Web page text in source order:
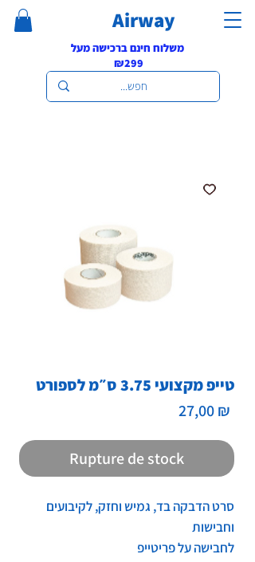
Airway
משלוח חינם ברכישה מעל
₪299
טייפ מקצועי 3.75 ס״מ לספורט
27,00 ₪
Rupture de stock
סרט הדבקה בד, גמיש וחזק, לקיבועים
וחבישות
לחבישה על פריטייפ